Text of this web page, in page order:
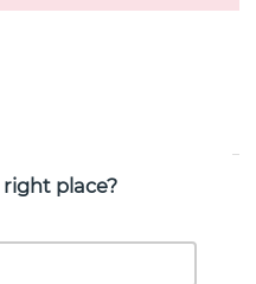
cm van het Zweedse CU
place?